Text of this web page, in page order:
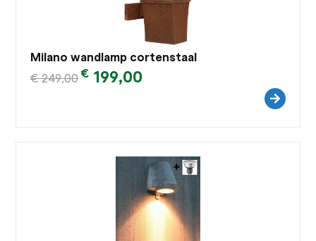
Milano wandlamp cortenstaal
€249,00€ 199,00